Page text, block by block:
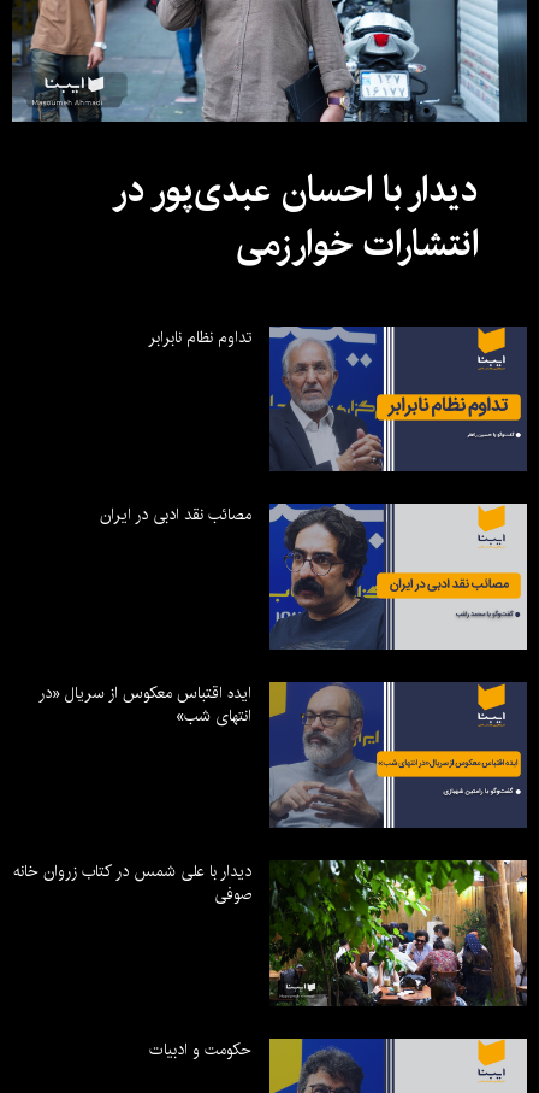
دیدار با احسان عبدی‌پور در
انتشارات خوارزمی
تداوم نظام نابرابر
مصائب نقد ادبی در ایران
ایده اقتباس معکوس از سریال «در
انتهای شب»
دیدار با علی شمس در کتاب زروان خانه
صوفی
حکومت و ادبیات